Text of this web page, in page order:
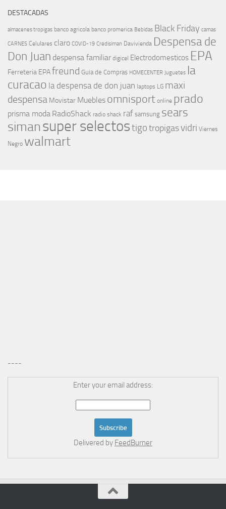
DESTACADAS
almacenes tropigas banco agricola banco promerica Bebidas Black Friday camas
CARNES Celulares claro COVID-19 Credisiman Davivienda Despensa de
Don Juan despensa familiar digicel Electrodomesticos EPA
Ferreteria EPAfreund Guia de Compras HOMECENTER Juguetes la
curacao la despensa de don juan laptops LG maxi
despensa Movistar Muebles omnisport online prado
prisma moda RadioShack radio shack raf samsung sears
simansuper selectostigotropigasvidri Viernes
Negro walmart
----
Enter your email address:
Delivered by FeedBurner